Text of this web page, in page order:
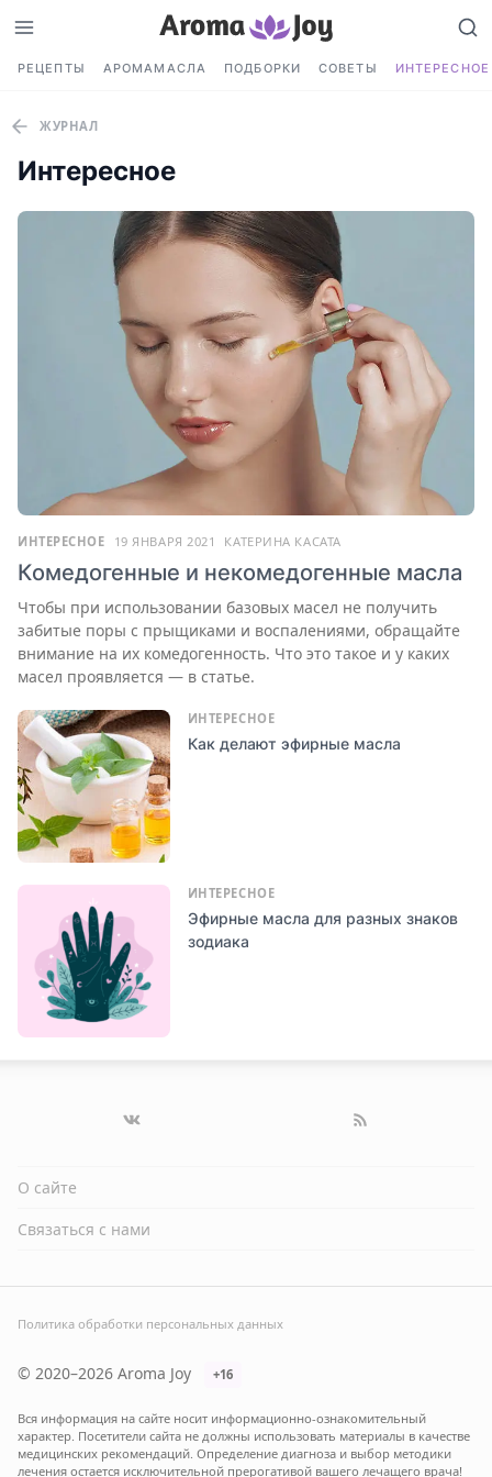
РЕЦЕПТЫ АРОМАМАСЛА ПОДБОРКИ СОВЕТЫ ИНТЕРЕСНОЕ
ЖУРНАЛ
Интересное
ИНТЕРЕСНОЕ 19 ЯНВАРЯ 2021 КАТЕРИНА КАСАТА
Комедогенные и некомедогенные масла
Чтобы при использовании базовых масел не получить
забитые поры с прыщиками и воспалениями, обращайте
внимание на их комедогенность. Что это такое и у каких
масел проявляется — в статье.
ИНТЕРЕСНОЕ
Как делают эфирные масла
ИНТЕРЕСНОЕ
Эфирные масла для разных знаков
зодиака
О сайте
Связаться с нами
© 2020–2026 Aroma Joy +16
Политика обработки персональных данных
Вся информация на сайте носит информационно-ознакомительный
характер. Посетители сайта не должны использовать материалы в качестве
медицинских рекомендаций. Определение диагноза и выбор методики
лечения остается исключительной прерогативой вашего лечащего врача!